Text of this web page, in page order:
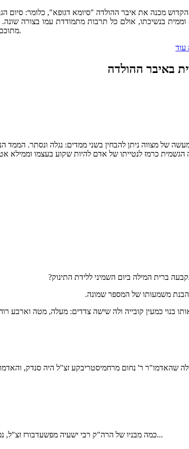
הקדוש מכנה את איבר ההולדה "סיומא דגופא", כלומר: סיום
וממית בנשיכתו, אולם כל תרבות מתמודדת עמו בצורה
מתוכם; תרבות המזרח מבקשת להשתיקו באמצעים רוחניים וגשמיים שונים ומשונים; אולם היהדות אינה נוקטת לא כך ואף לא כך.
באיבר ההולדה
של מצווה ניתן להבחין בשני ממדים: נגלה ונסתר.
הגשמית כרמז לנטייתו של אדם להיות שקוע בעצמו וממילא
ברית המילה ביום השמיני ללידת התינוק?
משמעותו של המספר שמונה.
בנוי כמעין קובייה ולה שישה צדדים: מעלה, מטה וארבע
כמה מבניו של הרה"ק רבי ישעיה מפשעדבורז זצ"ל, נפטרו על פניו בקטנותם, אף היו שמתו מחמת מילה, הודיע רבנו צערו לפני רבו החוזה מלובלין זי"ע, ויברכהו והבטיחו כי בן זכר...